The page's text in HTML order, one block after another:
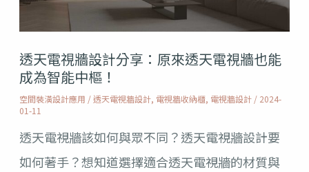
透天電視牆設計分享：原來透天電視牆也能
成為智能中樞！
空間裝潢設計應用 /透天電視牆設計, 電視牆收納櫃, 電視牆設計/ 2024-
01-11
透天電視牆該如何與眾不同？透天電視牆設計要
如何著手？想知道選擇適合透天電視牆的材質與
分
享：
原
來
透